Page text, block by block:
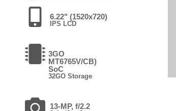
6.22" (1520x720)
IPS LCD
3GO
MT6765V/CB)
SoC
32GO Storage
13-MP, f/2.2